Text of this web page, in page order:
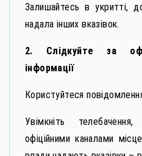
Залишайтесь в укритті,
надала інших вказівок.
2. Слідкуйте за
інформації
Користуйтеся
Увімкніть
офіційними каналами